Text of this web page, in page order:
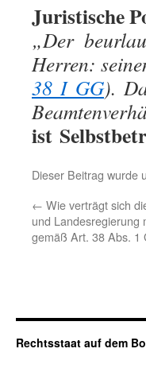
Juristische
„Der
Herren:
38 I GG).
ist
Dieser Beitrag wurde
← Wie verträgt sich
und Landesregierung
gemäß Art. 38 Abs. 1
Rechtsstaat auf dem